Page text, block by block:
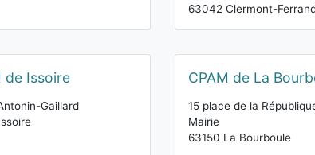
63042 Clermont-
de Issoire
Gaillard
CPAM de La
15 place de la
Mairie
63150 La Bourboule